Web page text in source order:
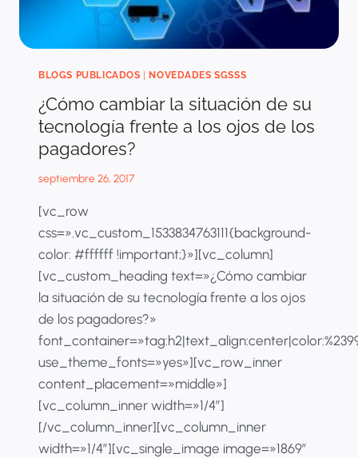
BLOGS PUBLICADOS NOVEDADES SGSSS
¿Cómo cambiar la situación de su
tecnología frente a los ojos de los
pagadores?
septiembre 26, 2017
[vc_row
css=».vc_custom_1533834763111{background-
color: #ffffff !important;}»][vc_column]
[vc_custom_heading text=»¿Cómo cambiar
la situación de su tecnología frente a los ojos
de los pagadores?»
use_theme_fonts=»yes»][vc_row_inner
content_placement=»middle»]
[vc_column_inner width=»1/4″]
[/vc_column_inner][vc_column_inner
width=»1/4″][vc_single_image image=»1869″